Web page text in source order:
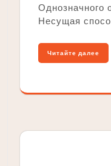
Однозначного
Несущая
Читайте далее